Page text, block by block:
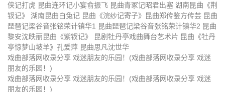
园惊梦》
裘彩萍
昆曲谷好好昆曲《五子登科之借扇
寄子水斗》
昆曲单雯张争耀昆曲折子戏《踏伞
佳期惊变偷诗》
昆曲计镇华梁谷音昆曲《邯郸梦》
昆曲侯爽晖王振义昆曲《百花记赠
剑》
昆曲鲍学军姚继荪张寄蝶徐云秀昆
曲《打虎游街》
昆曲倪泓丁芸林未冷冰冰谷好好张
昆曲余彬昆曲《长生殿之梦回春如
许》
侠记打虎 昆曲连环记小宴俞振飞 昆曲青冢记昭君出塞 湖南昆曲《荆
钗记》 湖南昆曲白兔记 昆曲《浣纱记寄子》昆曲郑传鉴方传芸 昆曲
琵琶记梁谷音张铭荣计镇华1 昆曲琵琶记梁谷音张铭荣计镇华2 昆曲
黎安沈昳丽昆曲《紫钗记》 昆剧牡丹亭戏曲舞台艺术片 昆曲《牡丹
亭惊梦山坡羊》孔爱萍 昆曲思凡沈世华
戏曲部落网收录分享 戏迷朋友的乐园！(戏曲部落网收录分享 戏迷
朋友的乐园！)
戏曲部落网收录分享 戏迷朋友的乐园！(戏曲部落网收录分享 戏迷
朋友的乐园！)